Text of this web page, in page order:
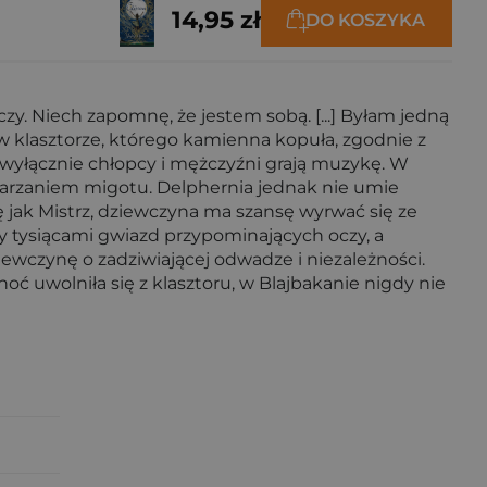
14,95 zł DO KOSZYKA
Niech zapomnę, że jestem sobą. [...] Byłam jedną
klasztorze, którego kamienna kopuła, zgodnie z
chłopcy i mężczyźni grają muzykę. W
migotu. Delphernia jednak nie umie
Mistrz, dziewczyna ma szansę wyrwać się ze
tysiącami gwiazd przypominających oczy, a
o zadziwiającej odwadze i niezależności.
uwolniła się z klasztoru, w Blajbakanie nigdy nie